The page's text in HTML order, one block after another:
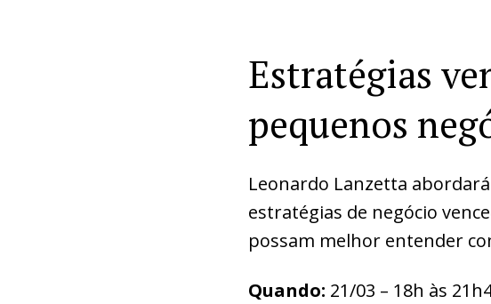
Estratégias
pequenos
Leonardo Lanzetta
estratégias de negócio
possam melhor entender
Quando: 21/03 – 18h às